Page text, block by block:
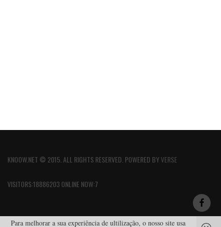
KNOOW.NET © 2015. ALL RIGHTS RESERVED. POWERED BYVERSE
VISITORS:18886203 ONLINE NOW:7
Para melhorar a sua experiência de ultilização, o nosso site usa